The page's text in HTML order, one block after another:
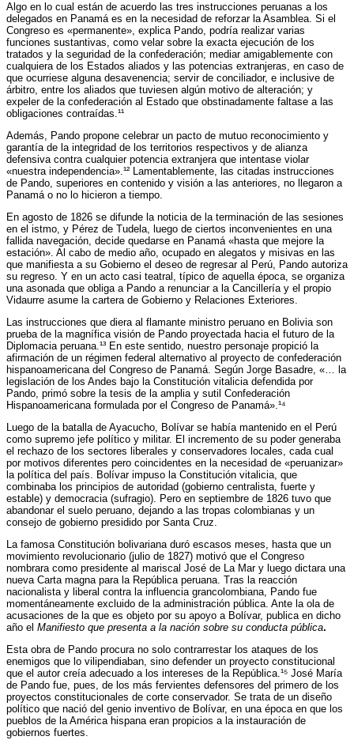
Algo en lo cual están de acuerdo las tres instrucciones peruanas a los
delegados en Panamá es en la necesidad de reforzar la Asamblea. Si el
Congreso es «permanente», explica Pando, podría realizar varias
funciones sustantivas, como velar sobre la exacta ejecución de los
tratados y la seguridad de la confederación; mediar amigablemente con
cualquiera de los Estados aliados y las potencias extranjeras, en caso de
que ocurriese alguna desavenencia; servir de conciliador, e inclusive de
árbitro, entre los aliados que tuviesen algún motivo de alteración; y
expeler de la confederación al Estado que obstinadamente faltase a las
obligaciones contraídas.¹¹
Además, Pando propone celebrar un pacto de mutuo reconocimiento y
garantía de la integridad de los territorios respectivos y de alianza
defensiva contra cualquier potencia extranjera que intentase violar
«nuestra independencia».¹² Lamentablemente, las citadas instrucciones
de Pando, superiores en contenido y visión a las anteriores, no llegaron a
Panamá o no lo hicieron a tiempo.
En agosto de 1826 se difunde la noticia de la terminación de las sesiones
en el istmo, y Pérez de Tudela, luego de ciertos inconvenientes en una
fallida navegación, decide quedarse en Panamá «hasta que mejore la
estación». Al cabo de medio año, ocupado en alegatos y misivas en las
que manifiesta a su Gobierno el deseo de regresar al Perú, Pando autoriza
su regreso. Y en un acto casi teatral, típico de aquella época, se organiza
una asonada que obliga a Pando a renunciar a la Cancillería y el propio
Vidaurre asume la cartera de Gobierno y Relaciones Exteriores.
Las instrucciones que diera al flamante ministro peruano en Bolivia son
prueba de la magnífica visión de Pando proyectada hacia el futuro de la
Diplomacia peruana.¹³ En este sentido, nuestro personaje propició la
afirmación de un régimen federal alternativo al proyecto de confederación
hispanoamericana del Congreso de Panamá. Según Jorge Basadre, «… la
legislación de los Andes bajo la Constitución vitalicia defendida por
Pando, primó sobre la tesis de la amplia y sutil Confederación
Hispanoamericana formulada por el Congreso de Panamá».¹⁴
Luego de la batalla de Ayacucho, Bolívar se había mantenido en el Perú
como supremo jefe político y militar. El incremento de su poder generaba
el rechazo de los sectores liberales y conservadores locales, cada cual
por motivos diferentes pero coincidentes en la necesidad de «peruanizar»
la política del país. Bolívar impuso la Constitución vitalicia, que
combinaba los principios de autoridad (gobierno centralista, fuerte y
estable) y democracia (sufragio). Pero en septiembre de 1826 tuvo que
abandonar el suelo peruano, dejando a las tropas colombianas y un
consejo de gobierno presidido por Santa Cruz.
La famosa Constitución bolivariana duró escasos meses, hasta que un
movimiento revolucionario (julio de 1827) motivó que el Congreso
nombrara como presidente al mariscal José de La Mar y luego dictara una
nueva Carta magna para la República peruana. Tras la reacción
nacionalista y liberal contra la influencia grancolombiana, Pando fue
momentáneamente excluido de la administración pública. Ante la ola de
acusaciones de la que es objeto por su apoyo a Bolívar, publica en dicho
año el Manifiesto que presenta a la nación sobre su conducta pública.
Esta obra de Pando procura no solo contrarrestar los ataques de los
enemigos que lo vilipendiaban, sino defender un proyecto constitucional
que el autor creía adecuado a los intereses de la República.¹⁵ José María
de Pando fue, pues, de los más fervientes defensores del primero de los
proyectos constitucionales de corte conservador. Se trata de un diseño
político que nació del genio inventivo de Bolívar, en una época en que los
pueblos de la América hispana eran propicios a la instauración de
gobiernos fuertes.